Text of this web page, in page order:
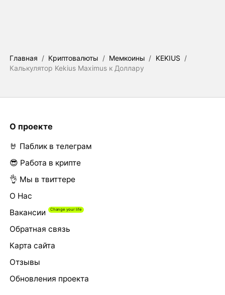
Главная / Криптовалюты / Мемкоины / KEKIUS /
Калькулятор Kekius Maximus к Доллару
О проекте
🤘 Паблик в телеграм
😎 Работа в крипте
👌 Мы в твиттере
О Нас
Вакансии
Обратная связь
Карта сайта
Отзывы
Обновления проекта